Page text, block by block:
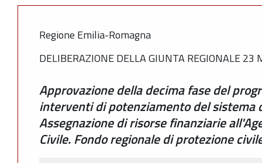
Regione Emilia-Romagna
DELIBERAZIONE DELLA GIUNTA REGIONALE 23
Approvazione della decima fase del
interventi di potenziamento del sistema
Assegnazione di risorse finanziarie
Civile. Fondo regionale di protezione